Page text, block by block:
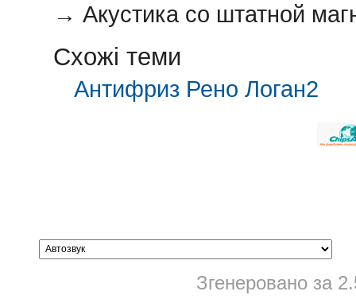
→Акустика со штатной
Схожі теми
Антифриз Рено Логан2
Згенеровано за